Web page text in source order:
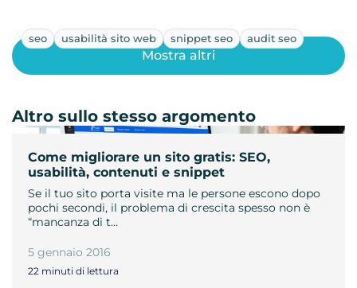
seo usabilità sito web snippet seo audit seo
Come migliorare un sito gratis: SEO,
usabilità, contenuti e snippet
Se il tuo sito porta visite ma le persone escono dopo
pochi secondi, il problema di crescita spesso non è
“mancanza di t…
5 gennaio 2016
22 minuti di lettura
Mostra altri
Altro sullo stesso argomento